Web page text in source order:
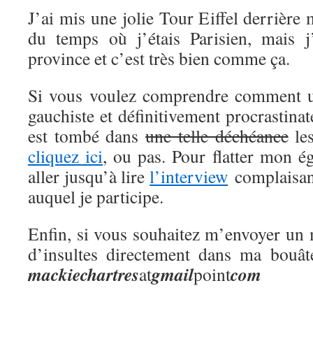
J’ai mis une jolie Tour Eiffel derrière
du temps où j’étais Parisien, mais
province et c’est très bien comme ça.
Si vous voulez comprendre comment
gauchiste et définitivement
est tombé dansune telle déchéance
cliquez ici, ou pas. Pour flatter mon
aller jusqu’à lirel’interview
auquel je participe.
Enfin, si vous souhaitez m’envoyer
d’insultes directement dans ma
mackiechartresatgmailpointcom